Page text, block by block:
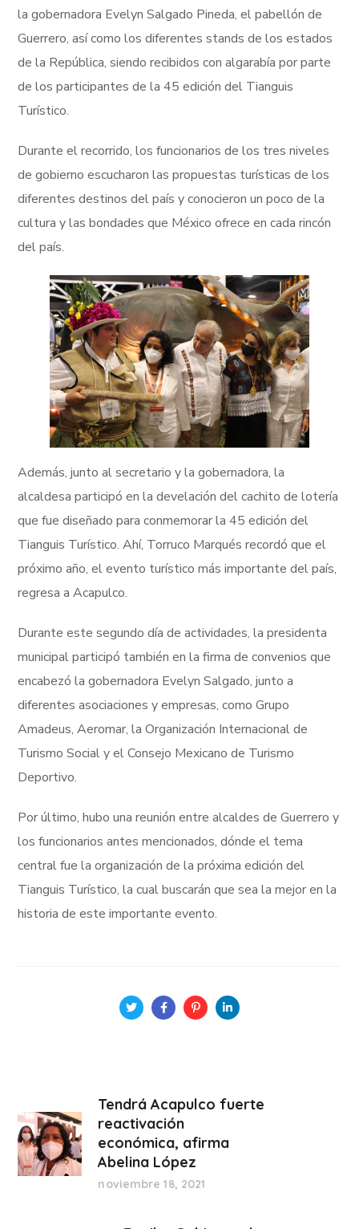
la gobernadora Evelyn Salgado Pineda, el pabellón de
Guerrero, así como los diferentes stands de los estados
de la República, siendo recibidos con algarabía por parte
de los participantes de la 45 edición del Tianguis
Turístico.
Durante el recorrido, los funcionarios de los tres niveles
de gobierno escucharon las propuestas turísticas de los
diferentes destinos del país y conocieron un poco de la
cultura y las bondades que México ofrece en cada rincón
del país.
Además, junto al secretario y la gobernadora, la
alcaldesa participó en la develación del cachito de lotería
que fue diseñado para conmemorar la 45 edición del
Tianguis Turístico. Ahí, Torruco Marqués recordó que el
próximo año, el evento turístico más importante del país,
regresa a Acapulco.
Durante este segundo día de actividades, la presidenta
municipal participó también en la firma de convenios que
encabezó la gobernadora Evelyn Salgado, junto a
diferentes asociaciones y empresas, como Grupo
Amadeus, Aeromar, la Organización Internacional de
Turismo Social y el Consejo Mexicano de Turismo
Deportivo.
Por último, hubo una reunión entre alcaldes de Guerrero y
los funcionarios antes mencionados, dónde el tema
central fue la organización de la próxima edición del
Tianguis Turístico, la cual buscarán que sea la mejor en la
historia de este importante evento.
Tendrá Acapulco fuerte
reactivación
económica, afirma
Abelina López
noviembre 18, 2021